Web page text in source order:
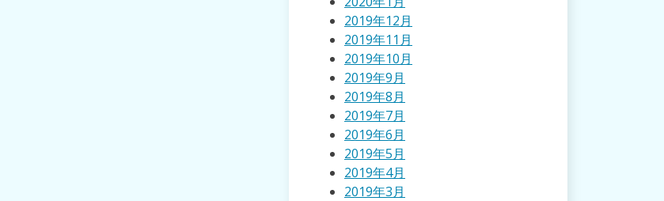
2019年12月
2019年11月
2019年10月
2019年9月
2019年8月
2019年7月
2019年6月
2019年5月
2019年4月
2019年3月